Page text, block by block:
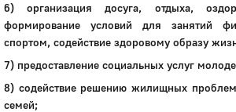
6) организация досуга, отдыха,
формирование условий для занятий
спортом, содействие здоровому образу
7) предоставление социальных услуг
8) содействие решению жилищных
семей;